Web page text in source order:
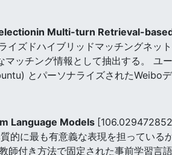
Multi-turn Retrieval-
イズドハイブリッドマッチングネッ
ッチング情報として抽出する。 ユ
とパーソナライズされたWeibo
Language Models
的に最も有意義な表現を担っている
付き方法で固定された事前学習言